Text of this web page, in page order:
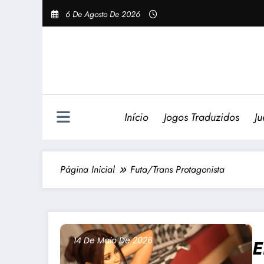
Pular
Para
6 De Agosto De 2026
Início Jogos Traduzidos
Página Inicial Futa/Trans Protagonista
14 De Maio De 2026